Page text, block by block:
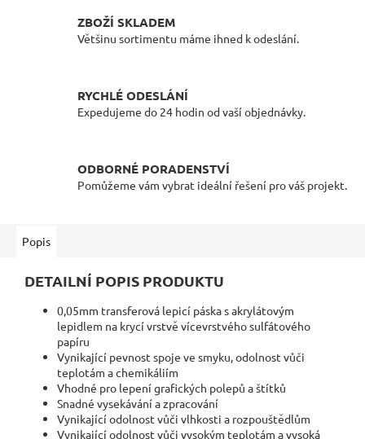
ZBOŽÍ SKLADEM
Většinu sortimentu máme ihned k odeslání.
RYCHLÉ ODESLÁNÍ
Expedujeme do 24 hodin od vaší objednávky.
ODBORNÉ PORADENSTVÍ
Pomůžeme vám vybrat ideální řešení pro váš projekt.
Popis
DETAILNÍ POPIS PRODUKTU
0,05mm transferová lepicí páska s akrylátovým
lepidlem na krycí vrstvě vícevrstvého sulfátového
papíru
Vynikající pevnost spoje ve smyku, odolnost vůči
teplotám a chemikáliím
Vhodné pro lepení grafických polepů a štítků
Snadné vysekávání a zpracování
Vynikající odolnost vůči vlhkosti a rozpouštědlům
Vynikající odolnost vůči vysokým teplotám a vysoká